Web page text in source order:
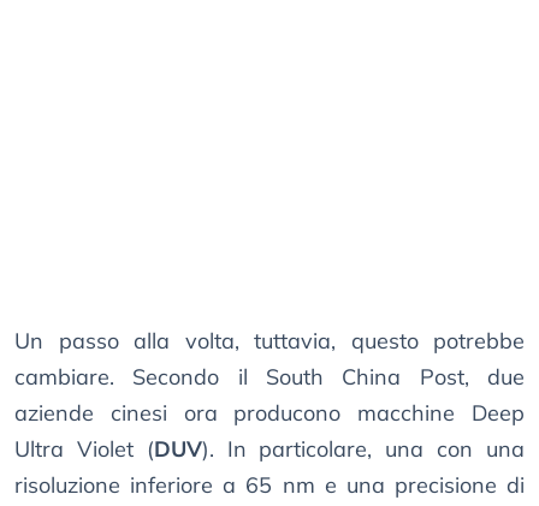
Un passo alla volta, tuttavia, questo potrebbe
cambiare. Secondo il South China Post, due
aziende cinesi ora producono macchine Deep
Ultra Violet (DUV). In particolare, una con una
risoluzione inferiore a 65 nm e una precisione di